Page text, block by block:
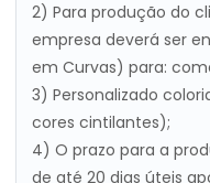
2) Para produção do
empresa deverá ser
em Curvas) para:
3) Personalizado
cores cintilantes);
4) O prazo para a
de até 20 dias úteis